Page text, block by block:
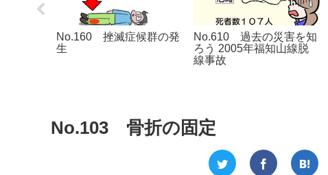
No.160 挫滅症候群の発
生
No.610 過去の災害を知
ろう 2005年福知山線脱
線事故
No.103 骨折の固定